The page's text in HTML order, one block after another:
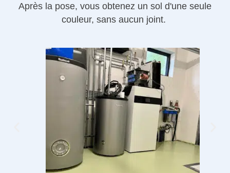
Après la pose, vous obtenez un sol d'une seule
couleur, sans aucun joint.